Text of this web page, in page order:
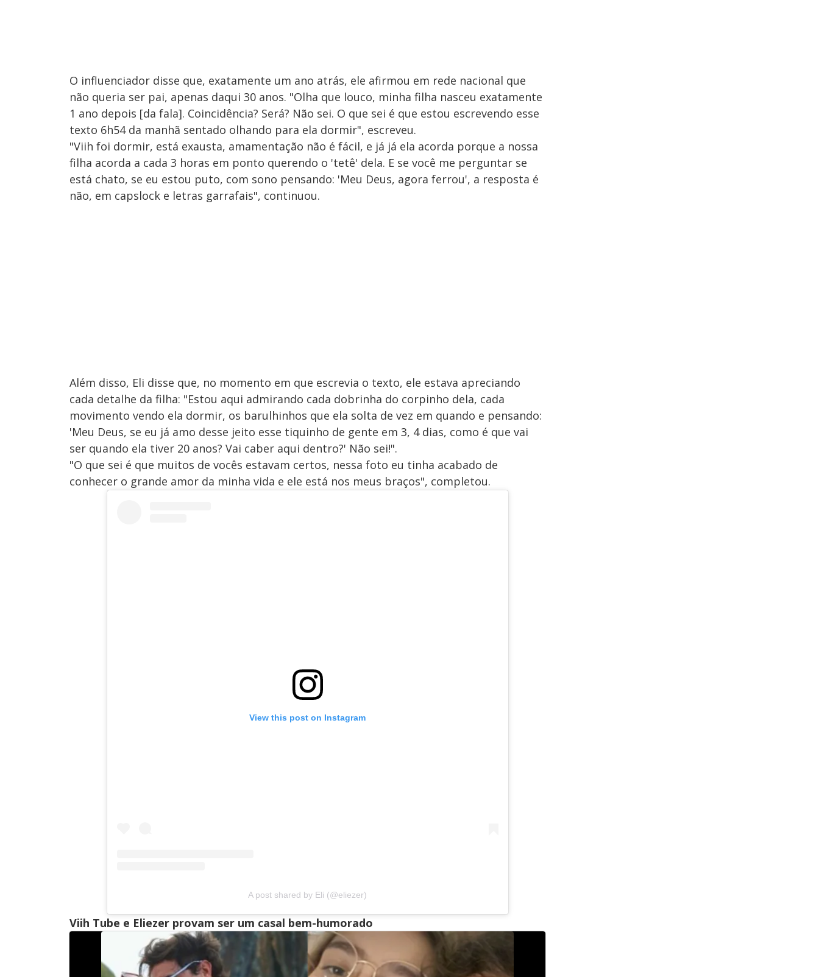
O influenciador disse que, exatamente um ano atrás, ele afirmou em rede nacional que
não queria ser pai, apenas daqui 30 anos. "Olha que louco, minha filha nasceu exatamente
1 ano depois [da fala]. Coincidência? Será? Não sei. O que sei é que estou escrevendo esse
texto 6h54 da manhã sentado olhando para ela dormir", escreveu.
"Viih foi dormir, está exausta, amamentação não é fácil, e já já ela acorda porque a nossa
filha acorda a cada 3 horas em ponto querendo o 'tetê' dela. E se você me perguntar se
está chato, se eu estou puto, com sono pensando: 'Meu Deus, agora ferrou', a resposta é
não, em capslock e letras garrafais", continuou.
Além disso, Eli disse que, no momento em que escrevia o texto, ele estava apreciando
cada detalhe da filha: "Estou aqui admirando cada dobrinha do corpinho dela, cada
movimento vendo ela dormir, os barulhinhos que ela solta de vez em quando e pensando:
'Meu Deus, se eu já amo desse jeito esse tiquinho de gente em 3, 4 dias, como é que vai
ser quando ela tiver 20 anos? Vai caber aqui dentro?' Não sei!".
"O que sei é que muitos de vocês estavam certos, nessa foto eu tinha acabado de
conhecer o grande amor da minha vida e ele está nos meus braços", completou.
View this post on Instagram
A post shared by Eli (@eliezer)
Viih Tube e Eliezer provam ser um casal bem-humorado